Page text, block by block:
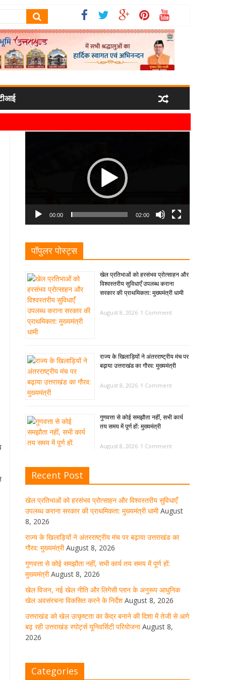
धामी
00:00 02:00
पॉपुलर पोस्ट्स
खेल प्रतिभाओं को हरसंभव प्रोत्साहन और
विश्वस्तरीय सुविधाएँ उपलब्ध कराना
सरकार की प्राथमिकता: मुख्यमंत्री धामी
August 8, 2026 1 Comment
राज्य के खिलाड़ियों ने अंतरराष्ट्रीय मंच पर
बढ़ाया उत्तराखंड का गौरव: मुख्यमंत्री
August 8, 2026 1 Comment
गुणवत्ता से कोई समझौता नहीं, सभी कार्य
तय समय में पूर्ण हों: मुख्यमंत्री
August 8, 2026 1 Comment
प्लान के अनुरूप आधुनिक खेल अवसंरचना
विकसित करने के निर्देश
August 8, 2026 1 Comment
उत्तराखंड को खेल उत्कृष्टता का केंद्र
बनाने की दिशा में तेजी से आगे बढ़ रही
उत्तराखंड स्पोर्ट्स यूनिवर्सिटी परियोजना
August 8, 2026 1 Comment
मुख्य सचिव ने कहा- कौशल विकास से
संबंधित सभी विभाग एक प्लेटफॉर्म पर करें
Recent Post
खेल प्रतिभाओं को हरसंभव प्रोत्साहन और विश्वस्तरीय सुविधाएँ
उपलब्ध कराना सरकार की प्राथमिकता: मुख्यमंत्री धामी August
8, 2026
राज्य के खिलाड़ियों ने अंतरराष्ट्रीय मंच पर बढ़ाया उत्तराखंड का
गौरव: मुख्यमंत्री August 8, 2026
गुणवत्ता से कोई समझौता नहीं, सभी कार्य तय समय में पूर्ण हों:
मुख्यमंत्री August 8, 2026
खेल विजन, नई खेल नीति और लिगेसी प्लान के अनुरूप आधुनिक
खेल अवसंरचना विकसित करने के निर्देश August 8, 2026
उत्तराखंड को खेल उत्कृष्टता का केंद्र बनाने की दिशा में तेजी से आगे
बढ़ रही उत्तराखंड स्पोर्ट्स यूनिवर्सिटी परियोजना August 8,
2026
Categories